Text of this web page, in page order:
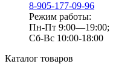
8-905-177-09-96
Режим работы:
Пн-Пт 9:00—19:00;
Сб-Вс 10:00-18:00
Каталог товаров